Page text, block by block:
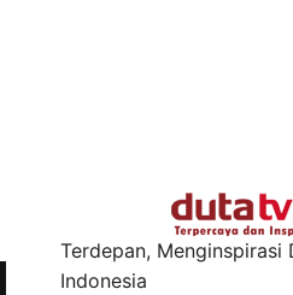
Terdepan, Menginspirasi
Indonesia